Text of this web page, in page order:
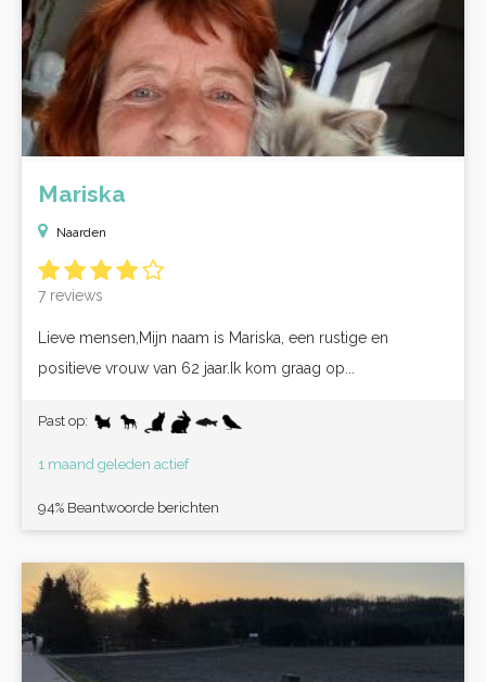
Mariska
Naarden
7 reviews
Lieve mensen,Mijn naam is Mariska, een rustige en
positieve vrouw van 62 jaar.Ik kom graag op...
Past op:
1 maand geleden actief
94% Beantwoorde berichten